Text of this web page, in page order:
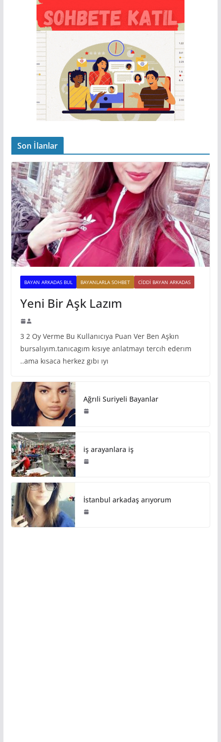
Son İlanlar
BAYAN ARKADAS BUL BAYANLARLA SOHBET CIDDI BAYAN ARKADAS
Yeni Bir Aşk Lazım
3 2 Oy Verme Bu Kullanıcıya Puan Ver Ben Aşkın
bursalıyım.tanıcagım kısıye anlatmayı tercıh ederım
..ama kısaca herkez gıbı ıyı
Ağrıli Suriyeli Bayanlar
iş arayanlara iş
İstanbul arkadaş arıyorum